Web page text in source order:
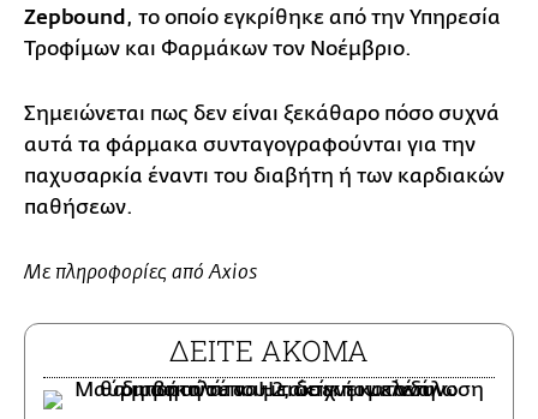
Zepbound, το οποίο εγκρίθηκε από την Υπηρεσία
Τροφίμων και Φαρμάκων τον Νοέμβριο.
Σημειώνεται πως δεν είναι ξεκάθαρο πόσο συχνά
αυτά τα φάρμακα συνταγογραφούνται για την
παχυσαρκία έναντι του διαβήτη ή των καρδιακών
παθήσεων.
Με πληροφορίες από Axios
ΔΕΙΤΕ ΑΚΟΜΑ